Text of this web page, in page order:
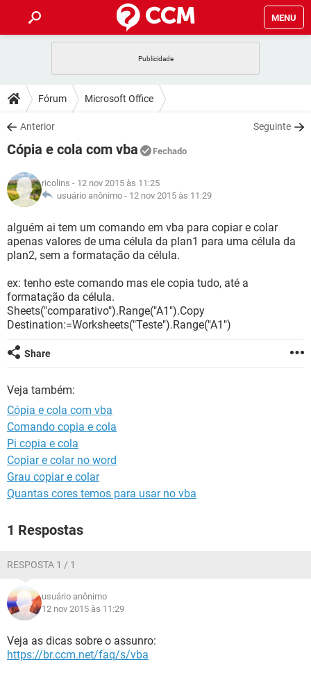
MENU
CELULAR
OUTLOOK
INSTAGRAM GMAIL
GUIA DE COMPRAS
DICAS
JOGOS
INSTAGRAM
GUIA DE COMPRAS
DOWNLOADS
JOGOS WHATSAPP
CELULAR
OUTLOOK EXCEL
INSTAGRAM GMAIL
GUIA DE COMPRAS
FÓRUM
JOGOS
CELULAR
OUTLOOK EXCEL
INSTAGRAM GMAIL
GUIA DE COMPRAS
GLOSSÁRIO
JOGOS WHATSAPP
CELULAR FACEBOOK
INSTAGRAM GMAIL
GUIA DE COMPRAS
Fórum Microsoft Office
Anterior Seguinte
Cópia e cola com vba Fechado
ricolins - 12 nov 2015 às 11:25
usuário anônimo - 12 nov 2015 às 11:29
alguém ai tem um comando em vba para copiar e colar
apenas valores de uma célula da plan1 para uma célula da
plan2, sem a formatação da célula.
ex: tenho este comando mas ele copia tudo, até a
formatação da célula.
Sheets("comparativo").Range("A1").Copy
Destination:=Worksheets("Teste").Range("A1")
Share
Veja também:
Cópia e cola com vba
Comando copia e cola
Pi copia e cola
Copiar e colar no word
Grau copiar e colar
Quantas cores temos para usar no vba
1 Respostas
RESPOSTA 1 / 1
usuário anônimo
12 nov 2015 às 11:29
Veja as dicas sobre o assunro:
https://br.ccm.net/faq/s/vba